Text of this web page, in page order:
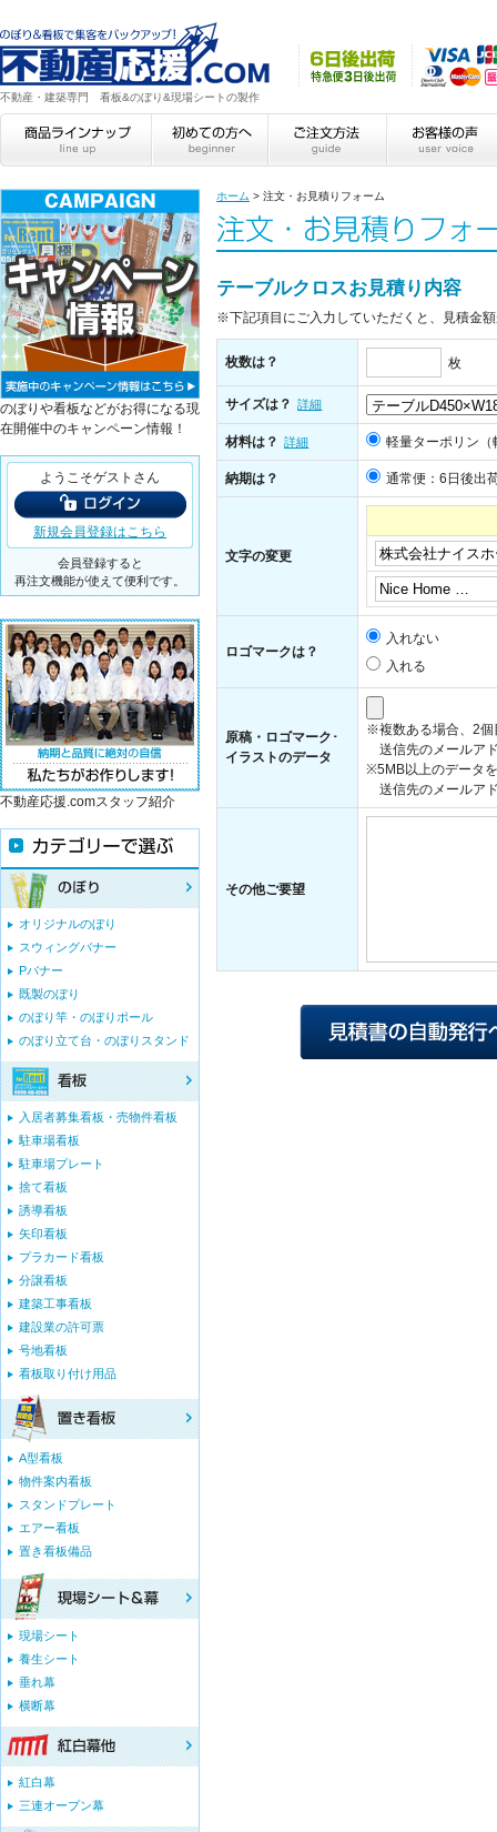
不動産・建築専門 看板&のぼり&現場シートの製作
ホーム > 注文・お見積りフォーム
テーブルクロスお見積り内容
※下記項目にご入力していただくと、見積金
枚数は？ 枚
サイズは？ 詳細
材料は？ 詳細 軽量ターポリン（
納期は？ 通常便：6日後出
文字の変更
ロゴマークは？
入れない
入れる
原稿・ロゴマーク･
イラストのデータ
※複数ある場合、2個
送信先のメールア
※5MB以上のデータ
送信先のメールア
その他ご要望
のぼりや看板などがお得になる現
在開催中のキャンペーン情報！
ようこそゲストさん
新規会員登録はこちら
会員登録すると
再注文機能が使えて便利です。
不動産応援.comスタッフ紹介
オリジナルのぼり
スウィングバナー
Pバナー
既製のぼり
のぼり竿・のぼりポール
のぼり立て台・のぼりスタンド
入居者募集看板・売物件看板
駐車場看板
駐車場プレート
捨て看板
誘導看板
矢印看板
プラカード看板
分譲看板
建築工事看板
建設業の許可票
号地看板
看板取り付け用品
A型看板
物件案内看板
スタンドプレート
エアー看板
置き看板備品
現場シート
養生シート
垂れ幕
横断幕
紅白幕
三連オープン幕